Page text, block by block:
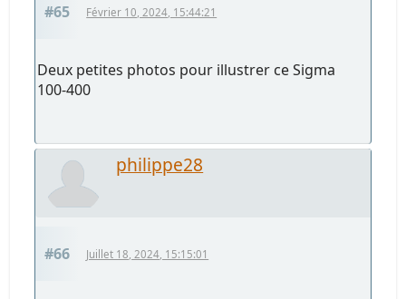
#65 Février 10, 2024, 15:44:21
Deux petites photos pour illustrer ce Sigma
100-400
philippe28
#66 Juillet 18, 2024, 15:15:01